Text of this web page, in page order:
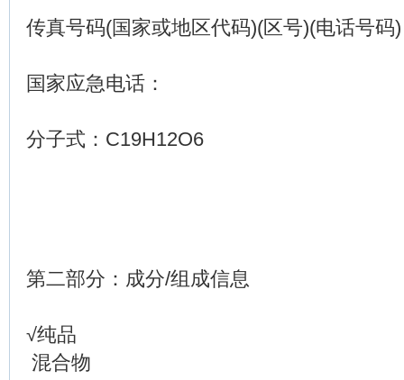
传真号码(国家或地区代码)(区号)(电话号码
国家应急电话：
分子式：C19H12O6
第二部分：成分/组成信息
√纯品
混合物